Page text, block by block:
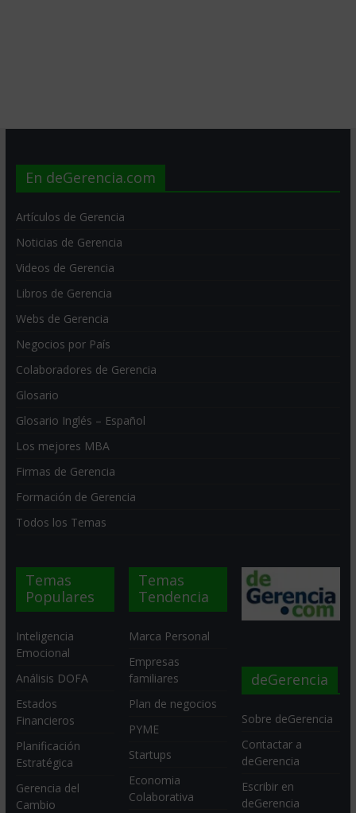
En deGerencia.com
Artículos de Gerencia
Noticias de Gerencia
Videos de Gerencia
Libros de Gerencia
Webs de Gerencia
Negocios por País
Colaboradores de Gerencia
Glosario
Glosario Inglés – Español
Los mejores MBA
Firmas de Gerencia
Formación de Gerencia
Todos los Temas
Temas
Populares
Inteligencia
Emocional
Análisis DOFA
Estados
Financieros
Planificación
Estratégica
Gerencia del
Cambio
Temas
Tendencia
Marca Personal
Empresas
familiares
Plan de negocios
PYME
Startups
Economia
Colaborativa
deGerencia
Sobre deGerencia
Contactar a
deGerencia
Escribir en
deGerencia